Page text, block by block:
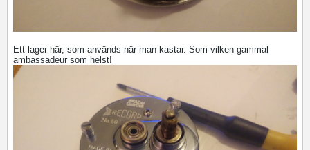
Ett lager här, som används när man kastar. Som vilken gammal
ambassadeur som helst!